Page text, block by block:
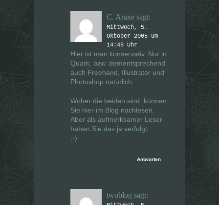
C. Araxe sagt:
Mittwoch, 5.
Oktober 2005 um
14:48 Uhr
Hier ist man konservativ. Nur in
Quark, bzw. dementsprechend
auch Freehand, Illustrator und
Photoshop natürlich.
Woher die beiden sind, können
Sie hier im Blog nachlesen.
Aber als aufmerksamer Leser
haben Sie das ja verfolgt.
;·)
Antworten
twoblog sagt: